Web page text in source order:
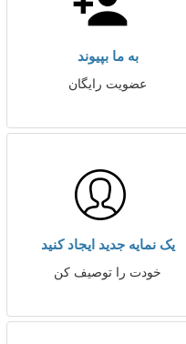
به ما بپیوند
عضویت رایگان
یک نمایه جدید ایجاد کنید
خودت را توصیف کن